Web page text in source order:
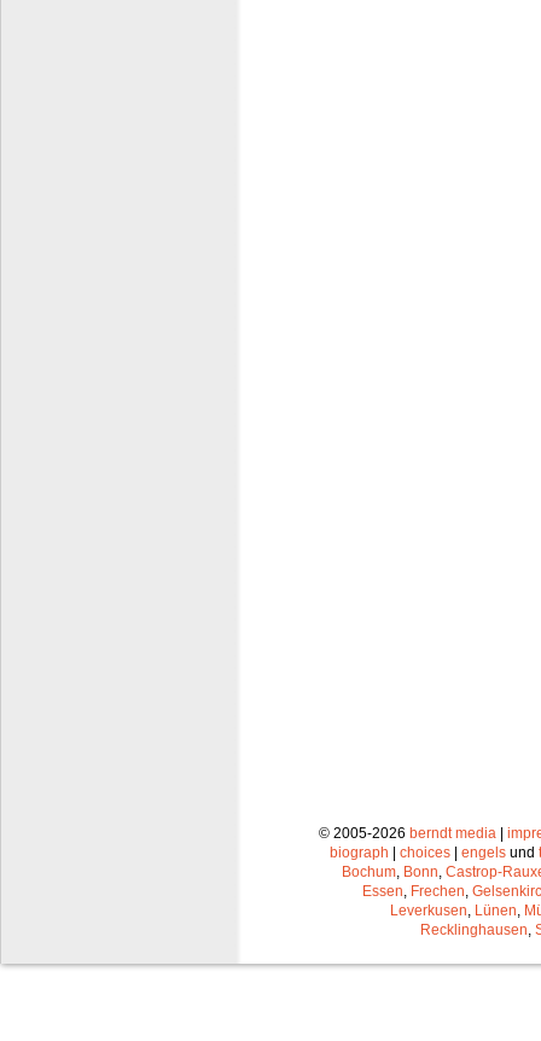
© 2005-2026 berndt media |
biograph | choices | engels und
Bochum Bonn Castrop-
Essen Frechen
Leverkusen Lünen
Recklinghausen